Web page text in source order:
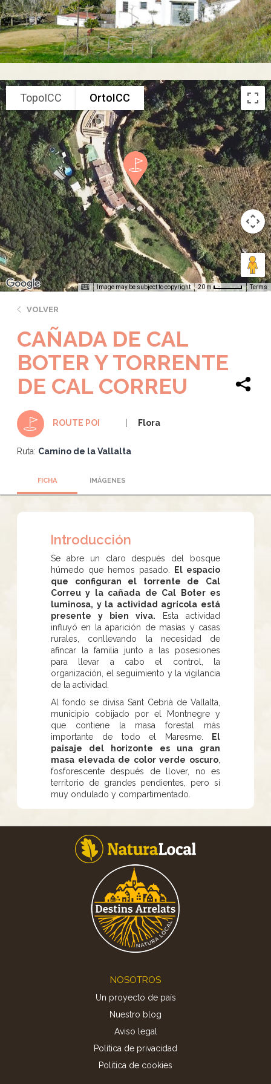
TopoICC OrtoICC
Image may be subject to copyright 20 m Terms
VOLVER
CAÑADA DE CAL
BOTER Y TORRENTE
DE CAL CORREU
ROUTE POI Flora
Ruta: Camino de la Vallalta
FICHA IMÁGENES
Introducción
Se abre un claro después del bosque
húmedo que hemos pasado.
El espacio
que configuran el torrente de Cal
Correu y la cañada de Cal Boter es
luminosa, y la actividad agrícola está
presente y bien viva. Esta actividad
influyó en la aparición de masías y casas
rurales, conllevando la necesidad de
afincar la familia junto a las posesiones
para llevar a cabo el control, la
organización, el seguimiento y la vigilancia
de la actividad.
Al fondo se divisa Sant Cebrià de Vallalta,
municipio cobijado por el Montnegre y
que contiene la masa forestal más
importante de todo el Maresme.
El
paisaje del horizonte es una gran
masa elevada de color verde oscuro
fosforescente después de llover, no es
territorio de grandes pendientes, pero sí
muy ondulado y compartimentado.
NOSOTROS
Un proyecto de país
Nuestro blog
Aviso legal
Política de privacidad
Politica de cookies